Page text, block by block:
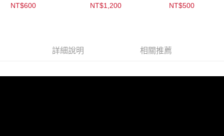
恩沛科技股份有限公司將有權停止該用戶之使用額度並採取法律行動。
Moisture Conditioning
NT$600
Moisture Shampoo
NT$1,200
Moisture
NT$500
詳細說明 相關推薦